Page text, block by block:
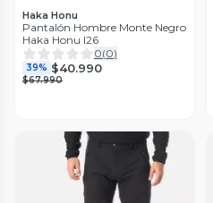
Haka Honu
Pantalón Hombre Monte Negro
Haka Honu I26
0(0)
39% $40.990
$67.990